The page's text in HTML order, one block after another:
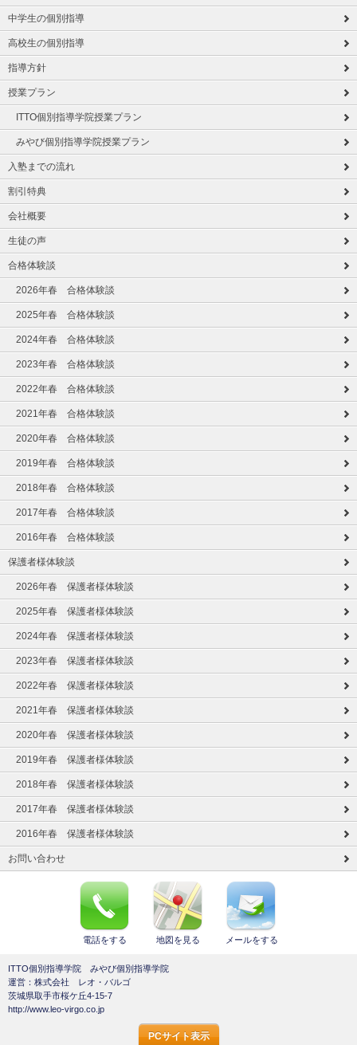
中学生の個別指導
高校生の個別指導
指導方針
授業プラン
ITTO個別指導学院授業プラン
みやび個別指導学院授業プラン
入塾までの流れ
割引特典
会社概要
生徒の声
合格体験談
2026年春 合格体験談
2025年春 合格体験談
2024年春 合格体験談
2023年春 合格体験談
2022年春 合格体験談
2021年春 合格体験談
2020年春 合格体験談
2019年春 合格体験談
2018年春 合格体験談
2017年春 合格体験談
2016年春 合格体験談
保護者様体験談
2026年春 保護者様体験談
2025年春 保護者様体験談
2024年春 保護者様体験談
2023年春 保護者様体験談
2022年春 保護者様体験談
2021年春 保護者様体験談
2020年春 保護者様体験談
2019年春 保護者様体験談
2018年春 保護者様体験談
2017年春 保護者様体験談
2016年春 保護者様体験談
お問い合わせ
電話をする 地図を見る メールをする
ITTO個別指導学院 みやび個別指導学院
運営：株式会社 レオ・バルゴ
茨城県取手市桜ケ丘4-15-7
http://www.leo-virgo.co.jp
PCサイト表示